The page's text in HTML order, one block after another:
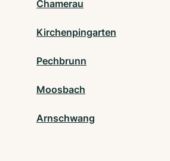
Chamerau
Kirchenpingarten
Pechbrunn
Moosbach
Arnschwang